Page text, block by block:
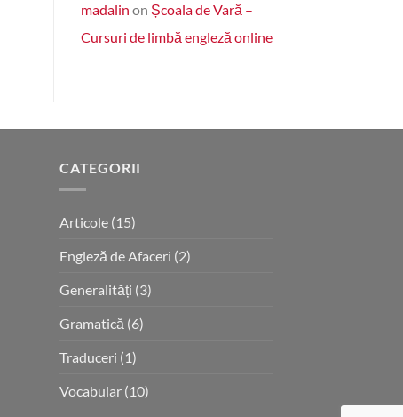
madalin on Școala de Vară –
Cursuri de limbă engleză online
CATEGORII
Articole (15)
Engleză de Afaceri (2)
Generalități (3)
Gramatică (6)
Traduceri (1)
Vocabular (10)